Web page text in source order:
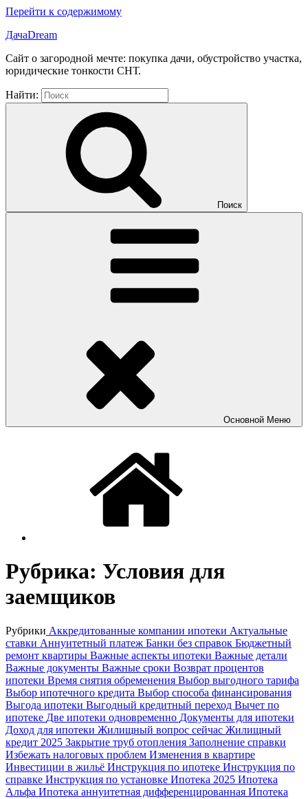
Перейти к содержимому
ДачаDream
Сайт о загородной мечте: покупка дачи, обустройство участка,
юридические тонкости СНТ.
Найти:
Поиск
Основной Меню
Рубрика: Условия для
заемщиков
Рубрики Аккредитованные компании ипотеки Актуальные
ставки Аннуитетный платеж Банки без справок Бюджетный
ремонт квартиры Важные аспекты ипотеки Важные детали
Важные документы Важные сроки Возврат процентов
ипотеки Время снятия обременения Выбор выгодного тарифа
Выбор ипотечного кредита Выбор способа финансирования
Выгода ипотеки Выгодный кредитный переход Вычет по
ипотеке Две ипотеки одновременно Документы для ипотеки
Доход для ипотеки Жилищный вопрос сейчас Жилищный
кредит 2025 Закрытие труб отопления Заполнение справки
Избежать налоговых проблем Изменения в квартире
Инвестиции в жильё Инструкция по ипотеке Инструкция по
справке Инструкция по установке Ипотека 2025 Ипотека
Альфа Ипотека аннуитетная дифференцированная Ипотека